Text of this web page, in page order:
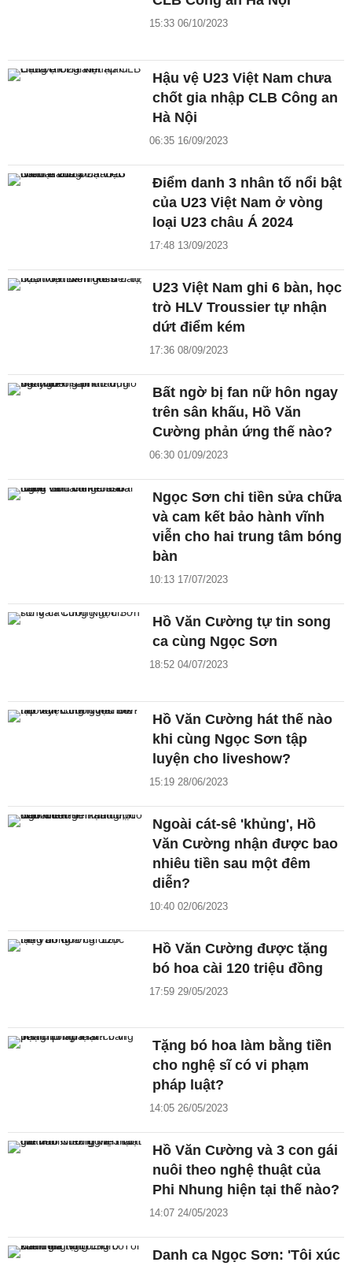
15:33 06/10/2023
Hậu vệ U23 Việt Nam chưa
chốt gia nhập CLB Công an
Hà Nội
06:35 16/09/2023
Điểm danh 3 nhân tố nổi bật
của U23 Việt Nam ở vòng
loại U23 châu Á 2024
17:48 13/09/2023
U23 Việt Nam ghi 6 bàn, học
trò HLV Troussier tự nhận
dứt điểm kém
17:36 08/09/2023
Bất ngờ bị fan nữ hôn ngay
trên sân khấu, Hồ Văn
Cường phản ứng thế nào?
06:30 01/09/2023
Ngọc Sơn chi tiền sửa chữa
và cam kết bảo hành vĩnh
viễn cho hai trung tâm bóng
bàn
10:13 17/07/2023
Hồ Văn Cường tự tin song
ca cùng Ngọc Sơn
18:52 04/07/2023
Hồ Văn Cường hát thế nào
khi cùng Ngọc Sơn tập
luyện cho liveshow?
15:19 28/06/2023
Ngoài cát-sê 'khủng', Hồ
Văn Cường nhận được bao
nhiêu tiền sau một đêm
diễn?
10:40 02/06/2023
Hồ Văn Cường được tặng
bó hoa cài 120 triệu đồng
17:59 29/05/2023
Tặng bó hoa làm bằng tiền
cho nghệ sĩ có vi phạm
pháp luật?
14:05 26/05/2023
Hồ Văn Cường và 3 con gái
nuôi theo nghệ thuật của
Phi Nhung hiện tại thế nào?
14:07 24/05/2023
Danh ca Ngọc Sơn: 'Tôi xúc